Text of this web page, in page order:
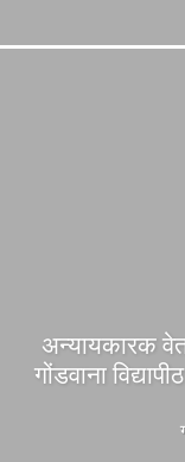
अन्यायकारक
गोंडवाना